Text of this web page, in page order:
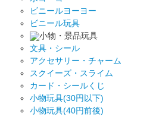
ビニールヨーヨー
ビニール玩具
小物・景品玩具
文具・シール
アクセサリー・チャーム
スクイーズ・スライム
カード・シールくじ
小物玩具(30円以下)
小物玩具(40円前後)